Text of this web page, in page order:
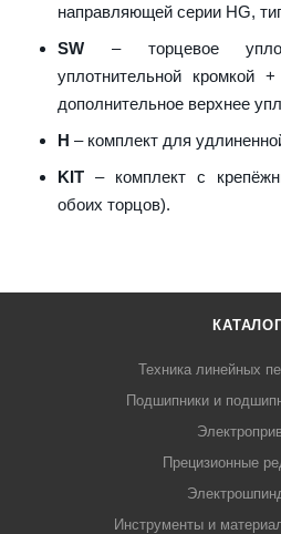
направляющей серии HG,
SW – торцевое
уплотнительной кромкой
дополнительное верхнее
H – комплект для
KIT – комплект с
обоих торцов).
КАТАЛОГ
Техника линейных
Подшипники и
Прецизионные
Инструменты и